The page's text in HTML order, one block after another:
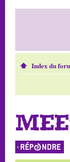
Index du
Répondre